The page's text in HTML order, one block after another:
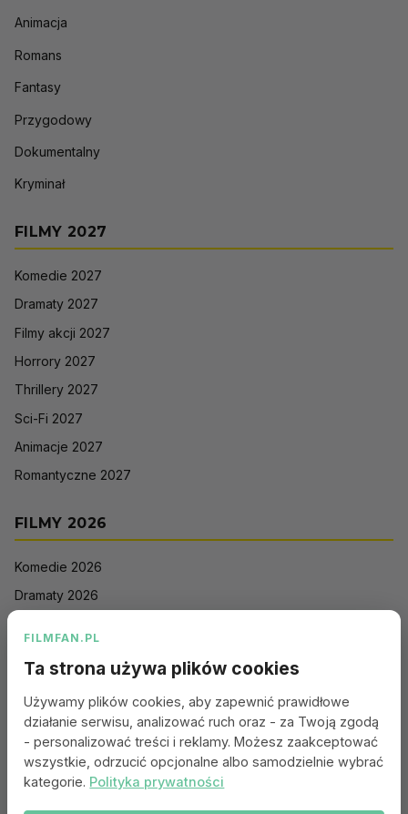
Animacja
Romans
Fantasy
Przygodowy
Dokumentalny
Kryminał
FILMY 2027
Komedie 2027
Dramaty 2027
Filmy akcji 2027
Horrory 2027
Thrillery 2027
Sci-Fi 2027
Animacje 2027
Romantyczne 2027
FILMY 2026
Komedie 2026
Dramaty 2026
Sci-Fi 2026
Animacje 2026
Romantyczne 2026
FILMFAN.PL
Ta strona używa plików cookies
Używamy plików cookies, aby zapewnić prawidłowe
działanie serwisu, analizować ruch oraz - za Twoją zgodą
- personalizować treści i reklamy. Możesz zaakceptować
wszystkie, odrzucić opcjonalne albo samodzielnie wybrać
kategorie. Polityka prywatności